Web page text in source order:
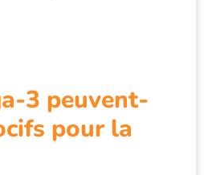
3 peuvent-
pour la